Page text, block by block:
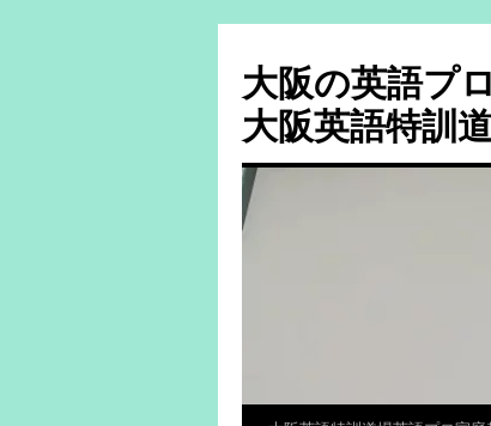
大阪の英語プ
大阪英語特訓